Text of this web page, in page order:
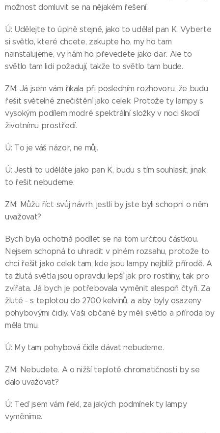
možnost domluvit se na nějakém řešení.
Ú: Udělejte to úplně stejně, jako to udělal pan K. Vyberte
si světlo, které chcete, zakupte ho, my ho tam
nainstalujeme, vy nám ho převedete jako dar. Ale to
světlo tam lidi požadují, takže to světlo tam bude.
ZM: Já jsem vám říkala při posledním rozhovoru, že budu
řešit světelné znečištění jako celek. Protože ty lampy s
vysokým podílem modré spektrální složky v noci škodí
životnímu prostředí.
Ú: To je váš názor, ne můj.
Ú: Jestli to uděláte jako pan K, budu s tím souhlasit, jinak
to řešit nebudeme.
ZM: Můžu říct svůj návrh, jestli by jste byli schopni o něm
uvažovat?
Bych byla ochotná podílet se na tom určitou částkou.
Nejsem schopná to uhradit v plném rozsahu, protože to
chci řešit jako celek tam, kde jsou lampy nejblíž přírodě. A
ta žlutá světla jsou opravdu lepší jak pro rostliny, tak pro
zvířata. Já bych je potřebovala vyměnit alespoň čtyři. Za
žluté - s teplotou do 2700 kelvinů, a aby byly osazeny
pohybovými čidly. Vaši občané by měli světlo a příroda by
měla tmu.
Ú: My tam pohybová čidla dávat nebudeme.
ZM: Nebudete. A o nižší teplotě chromatičnosti by se
dalo uvažovat?
Ú: Teď jsem vám řekl, za jakých podmínek ty lampy
vyměníme.